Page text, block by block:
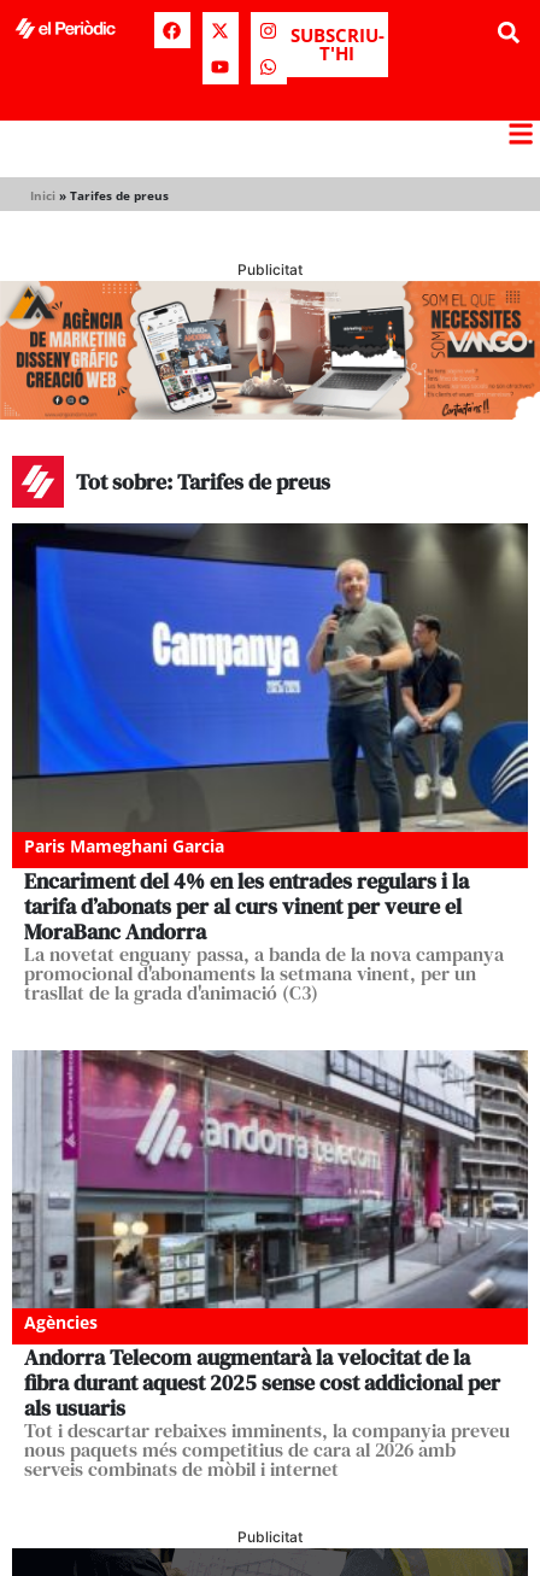
SUBSCRIU-
T'HI
Inici » Tarifes de preus
Publicitat
Tot sobre: Tarifes de preus
Paris Mameghani Garcia
Encariment del 4% en les entrades regulars i la
tarifa d’abonats per al curs vinent per veure el
MoraBanc Andorra
La novetat enguany passa, a banda de la nova campanya
promocional d'abonaments la setmana vinent, per un
trasllat de la grada d'animació (C3)
Agències
Andorra Telecom augmentarà la velocitat de la
fibra durant aquest 2025 sense cost addicional per
als usuaris
Tot i descartar rebaixes imminents, la companyia preveu
nous paquets més competitius de cara al 2026 amb
serveis combinats de mòbil i internet
Publicitat